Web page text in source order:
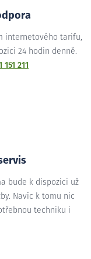
internetového tarifu,
24 hodin denně.
151 211
bude k dispozici už
Navíc k tomu nic
techniku i